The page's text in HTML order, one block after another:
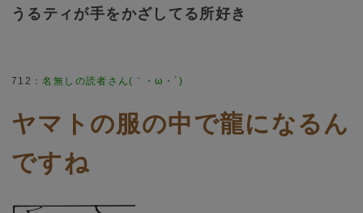
うるティが手をかざしてる所好き
712 ：名無しの読者さん(｀・ω・´)
ヤマトの服の中で龍になるん
ですね